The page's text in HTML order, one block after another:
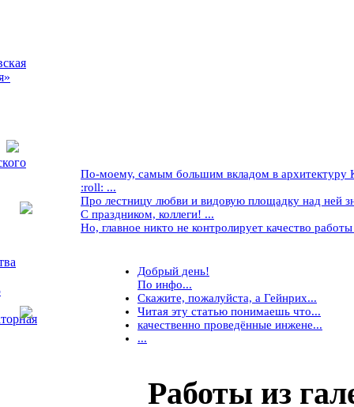
По-моему, самым большим вкладом в архитектуру
:roll: ...
Про лестницу любви и видовую площадку над ней
С праздником, коллеги! ...
Но, главное никто не контролирует качество
Добрый день!
По инфо...
Скажите, пожалуйста, а Гейнрих...
Читая эту статью понимаешь что...
качественно проведённые инжене...
...
Работыиз